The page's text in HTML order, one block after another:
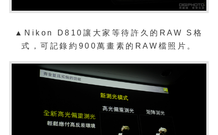
▲ Nikon D810讓大家等待許久的RAW S格
式，可記錄約900萬畫素的RAW檔照片。